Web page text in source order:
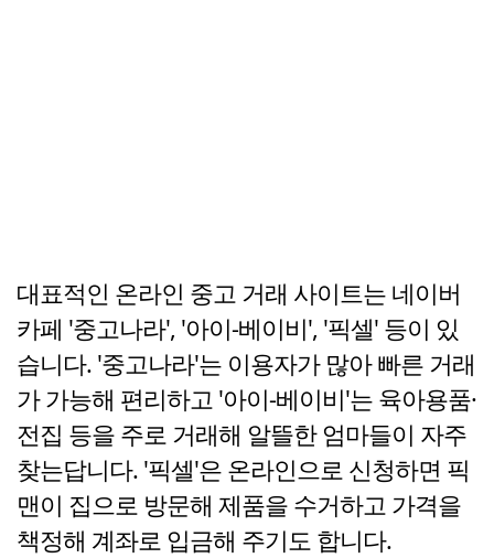
대표적인 온라인 중고 거래 사이트는 네이버
카페 '중고나라', '아이-베이비', '픽셀' 등이 있
습니다. '중고나라'는 이용자가 많아 빠른 거래
가 가능해 편리하고 '아이-베이비'는 육아용품·
전집 등을 주로 거래해 알뜰한 엄마들이 자주
찾는답니다. '픽셀'은 온라인으로 신청하면 픽
맨이 집으로 방문해 제품을 수거하고 가격을
책정해 계좌로 입금해 주기도 합니다.